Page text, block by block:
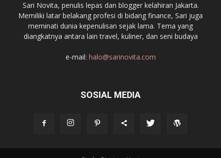
Sari Novita, penulis lepas dan blogger kelahiran Jakarta.
Memiliki latar belakang profesi di bidang finance, Sari juga
meminati dunia kepenulisan sejak lama. Tema yang
diangkatnya antara lain travel, kuliner, dan seni budaya
e-mail: halo@sarinovita.com
SOSIAL MEDIA